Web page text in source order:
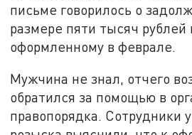
письме говорилось о
размере пяти тысяч рублей
оформленному в феврале.
Мужчина не знал, отчего
обратился за помощью в
правопорядка. Сотрудники